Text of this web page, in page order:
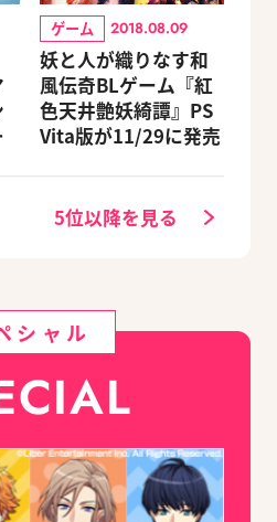
ゲーム 2018.08.09
妖と人が織りなす和
風伝奇BLゲーム『紅
色天井艶妖綺譚』PS
Vita版が11/29に発売
5位以降を見る
シャル